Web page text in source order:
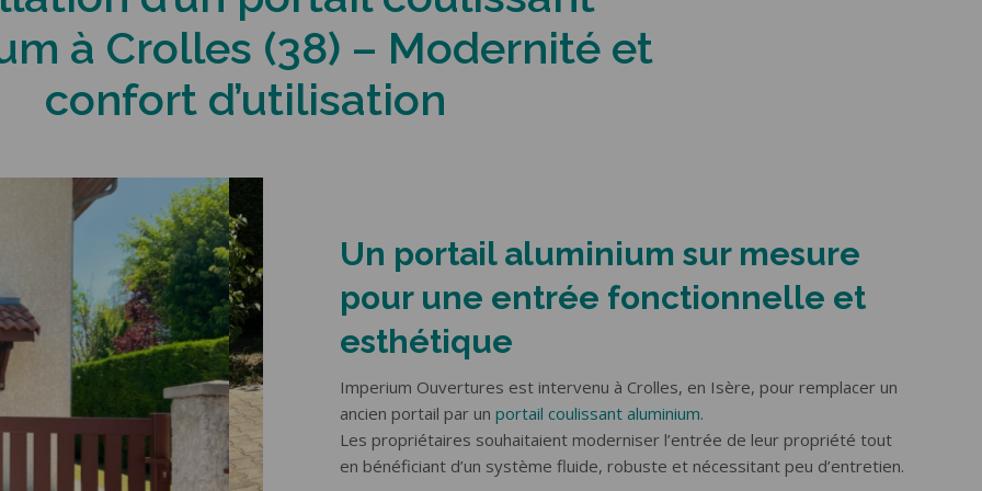
GARAGE
latérale
plafond
CLÔTURES & GARDE-
CORPS
Portail coulissant
Portail battant
Portillon
Garde-corps
à Crolles (38) – Modernité et
confort d’utilisation
Un portail aluminium sur mesure
pour une entrée fonctionnelle et
esthétique
Imperium Ouvertures est intervenu à Crolles, en Isère, pour remplacer un
ancien portail par un portail coulissant aluminium.
Les propriétaires souhaitaient moderniser l’entrée de leur propriété tout
en bénéficiant d’un système fluide, robuste et nécessitant peu d’entretien.